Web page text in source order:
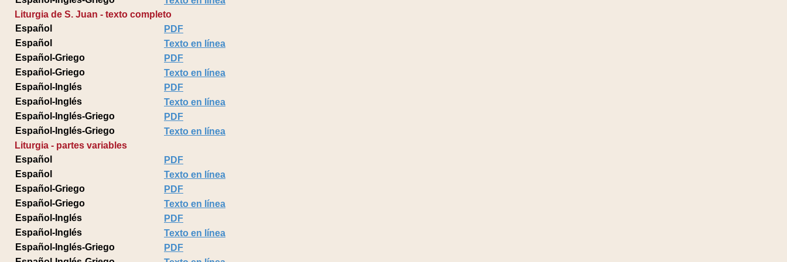
Liturgia de S. Juan - texto completo
Español
PDF
Español
Texto en línea
Español-Griego
PDF
Español-Griego
Texto en línea
Español-Inglés
PDF
Español-Inglés
Texto en línea
Español-Inglés-Griego
PDF
Español-Inglés-Griego
Texto en línea
Liturgia - partes variables
Español
PDF
Español
Texto en línea
Español-Griego
PDF
Español-Griego
Texto en línea
Español-Inglés
PDF
Español-Inglés
Texto en línea
Español-Inglés-Griego
PDF